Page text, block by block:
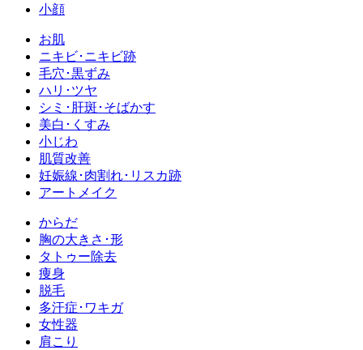
小顔
お肌
ニキビ･ニキビ跡
毛穴･黒ずみ
ハリ･ツヤ
シミ･肝斑･そばかす
美白･くすみ
小じわ
肌質改善
妊娠線･肉割れ･リスカ跡
アートメイク
からだ
胸の大きさ･形
タトゥー除去
痩身
脱毛
多汗症･ワキガ
女性器
肩こり